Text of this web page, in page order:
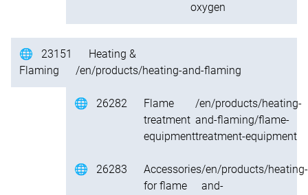
oxygen
🌐 23151
Heating &
Flaming
/en/products/heating-and-flaming
🌐 26282
Flame
treatment
equipment
/en/products/heating-
and-flaming/flame-
treatment-equipment
🌐 26283
Accessories
for flame
/en/products/heating-
and-